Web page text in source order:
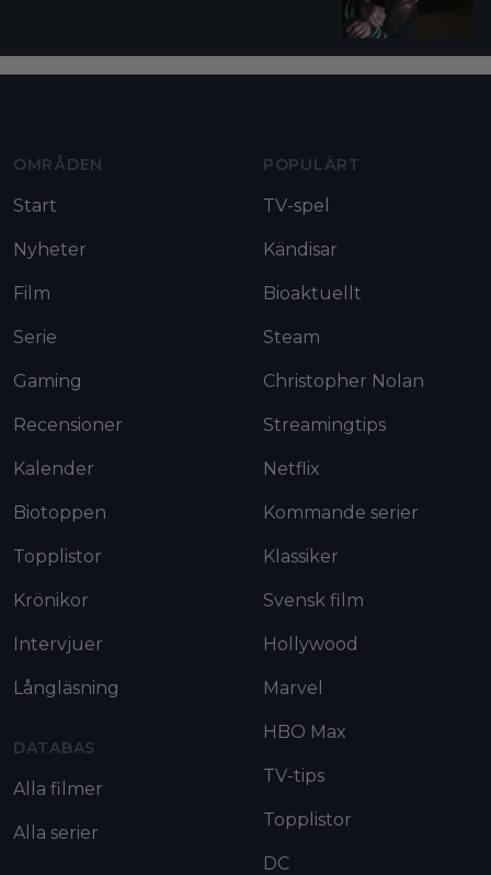
OMRÅDEN
Start
Nyheter
Film
Serie
Gaming
Recensioner
Kalender
Biotoppen
Topplistor
Krönikor
Intervjuer
Långläsning
DATABAS
Alla filmer
Alla serier
POPULÄRT
TV-spel
Kändisar
Bioaktuellt
Steam
Christopher Nolan
Streamingtips
Netflix
Kommande serier
Klassiker
Svensk film
Hollywood
Marvel
HBO Max
TV-tips
Topplistor
DC